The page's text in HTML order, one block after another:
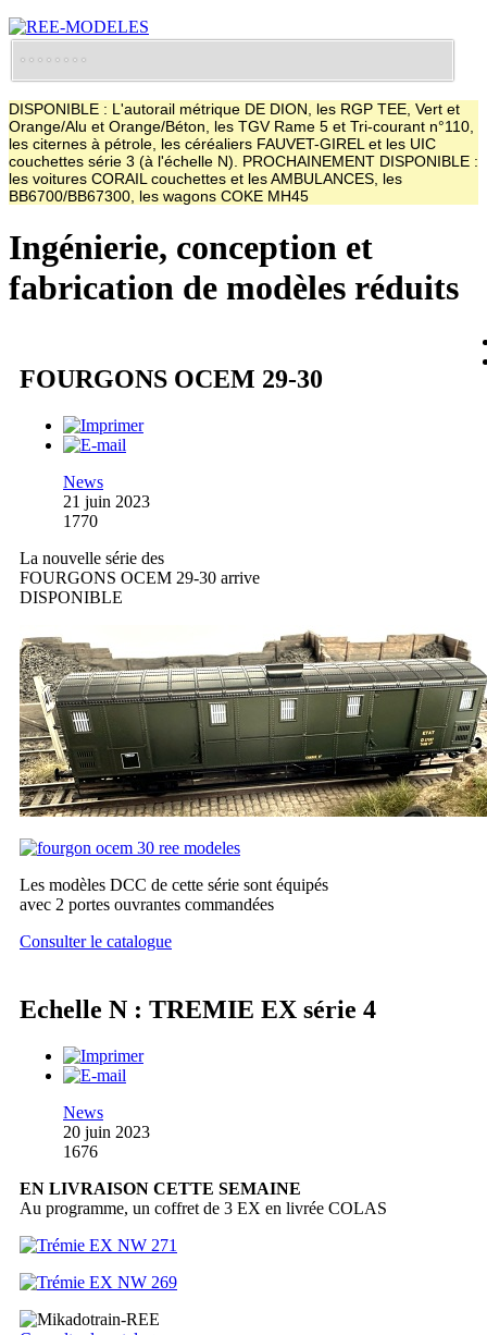
DISPONIBLE : L'autorail métrique DE DION, les RGP TEE, Vert et
Orange/Alu et Orange/Béton, les TGV Rame 5 et Tri-courant n°110,
les citernes à pétrole, les céréaliers FAUVET-GIREL et les UIC
couchettes série 3 (à l'échelle N). PROCHAINEMENT DISPONIBLE :
les voitures CORAIL couchettes et les AMBULANCES, les
BB6700/BB67300, les wagons COKE MH45
Ingénierie, conception et
fabrication de modèles réduits
FOURGONS OCEM 29-30
News
21 juin 2023
1770
La nouvelle série des
FOURGONS OCEM 29-30 arrive
DISPONIBLE
Les modèles DCC de cette série sont équipés
avec 2 portes ouvrantes commandées
Consulter le catalogue
Echelle N : TREMIE EX série 4
News
20 juin 2023
1676
EN LIVRAISON CETTE SEMAINE
Au programme, un coffret de 3 EX en livrée COLAS